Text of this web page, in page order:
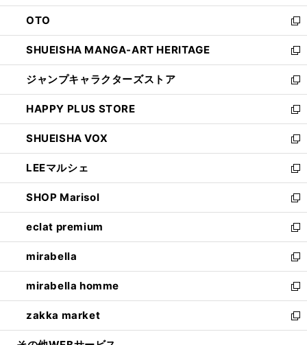
ウ
で
開
く
ン
ド
ウ
で
開
く
OTO
新
し
い
ウ
ィ
ン
ド
ウ
で
開
く
SHUEISHA MANGA-ART HERITAGE
新
し
い
ウ
ィ
ン
ド
ウ
で
開
く
ジャンプキャラクターズストア
新
し
い
ウ
ィ
ン
ド
ウ
で
開
く
HAPPY PLUS STORE
新
し
い
ウ
ィ
ン
ド
ウ
で
開
く
SHUEISHA VOX
新
し
い
ウ
ィ
ン
ド
ウ
で
開
く
LEEマルシェ
新
し
い
ウ
ィ
ン
ド
ウ
で
開
く
SHOP Marisol
新
し
い
ウ
ィ
ン
ド
ウ
で
開
eclat premium
新
し
い
ウ
ィ
ン
ド
ウ
mirabella
新
し
い
ウ
ィ
ン
mirabella homme
新
し
い
ウ
zakka market
新
し